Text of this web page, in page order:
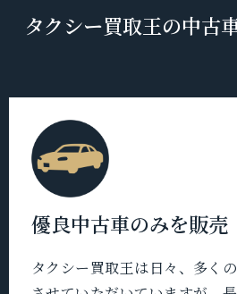
タクシー買取王の中古
優良中古車のみを販売
タクシー買取王は日々、多く